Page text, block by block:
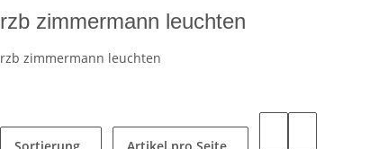
rzb zimmermann leuchten
rzb zimmermann leuchten